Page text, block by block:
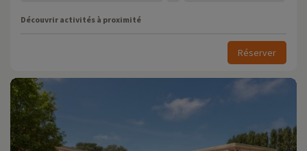
Découvrir activités à proximité
Réserver